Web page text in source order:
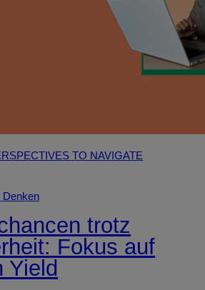
TO NAVIGATE
Denken
trotz
Fokus auf
Yield